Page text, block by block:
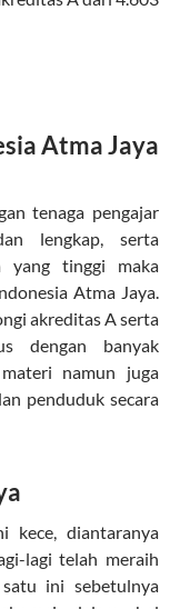
Atma Jaya
tenaga pengajar
lengkap, serta
yang tinggi maka
Atma Jaya.
akreditas A serta
dengan banyak
namun juga
penduduk secara
kece, diantaranya
lagi telah meraih
ini sebetulnya